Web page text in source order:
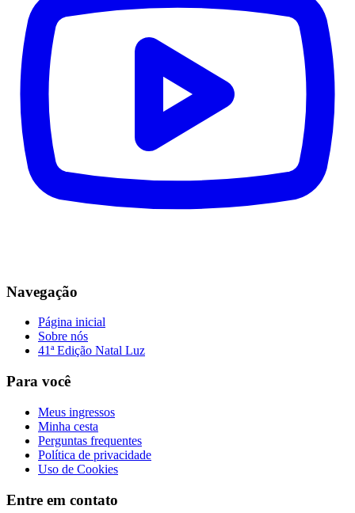
Navegação
Página inicial
Sobre nós
41ª Edição Natal Luz
Para você
Meus ingressos
Minha cesta
Perguntas frequentes
Política de privacidade
Uso de Cookies
Entre em contato